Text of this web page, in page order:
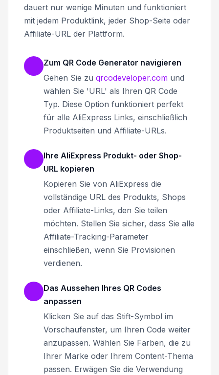
dauert nur wenige Minuten und funktioniert
mit jedem Produktlink, jeder Shop-Seite oder
Affiliate-URL der Plattform.
Zum QR Code Generator navigieren
Gehen Sie zu qrcodeveloper.com und
wählen Sie 'URL' als Ihren QR Code
Typ. Diese Option funktioniert perfekt
für alle AliExpress Links, einschließlich
Produktseiten und Affiliate-URLs.
Ihre AliExpress Produkt- oder Shop-
URL kopieren
Kopieren Sie von AliExpress die
vollständige URL des Produkts, Shops
oder Affiliate-Links, den Sie teilen
möchten. Stellen Sie sicher, dass Sie alle
Affiliate-Tracking-Parameter
einschließen, wenn Sie Provisionen
verdienen.
Das Aussehen Ihres QR Codes
anpassen
Klicken Sie auf das Stift-Symbol im
Vorschaufenster, um Ihren Code weiter
anzupassen. Wählen Sie Farben, die zu
Ihrer Marke oder Ihrem Content-Thema
passen. Erwägen Sie die Verwendung